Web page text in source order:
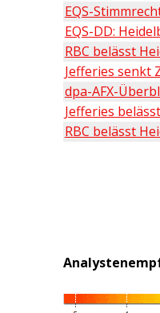
EQS-
EQS-DD:
RBC belässt
Jefferies senkt
dpa-AFX-
Jefferies
RBC belässt